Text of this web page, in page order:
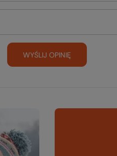
WYŚLIJ OPINIĘ